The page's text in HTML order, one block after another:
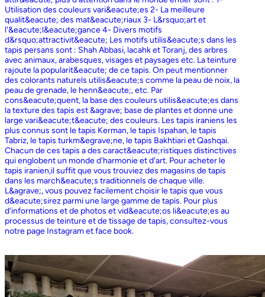
Utilisation des couleurs vari&eacute;es 2- La meilleure
qualit&eacute; des mat&eacute;riaux 3- L&rsquo;art et
l'&eacute;l&eacute;gance 4- Divers motifs
d&rsquo;attractivit&eacute; Les motifs utilis&eacute;s dans les
tapis persans sont : Shah Abbasi, lacahk et Toranj, des arbres
avec animaux, arabesques, visages et paysages etc. La teinture
rajoute la popularit&eacute; de ce tapis. On peut mentionner
des colorants naturels utilis&eacute;s comme la peau de noix, la
peau de grenade, le henn&eacute;, etc. Par
cons&eacute;quent, la base des couleurs utilis&eacute;es dans
la texture des tapis est &agrave; base de plantes et donne une
large vari&eacute;t&eacute; des couleurs. Les tapis iraniens les
plus connus sont le tapis Kerman, le tapis Ispahan, le tapis
Tabriz, le tapis turkm&egrave;ne, le tapis Bakhtiari et Qashqai.
Chacun de ces tapis a des caract&eacute;ristiques distinctives
qui englobent un monde d'harmonie et d'art. Pour acheter le
tapis iranien,il suffit que vous trouviez des magasins de tapis
dans les march&eacute;s traditionnels de chaque ville.
L&agrave;, vous pouvez facilement choisir le tapis que vous
d&eacute;sirez parmi une large gamme de tapis. Pour plus
d'informations et de photos et vid&eacute;os li&eacute;es au
processus de teinture et de tissage de tapis, consultez-vous
notre page Instagram et face book.